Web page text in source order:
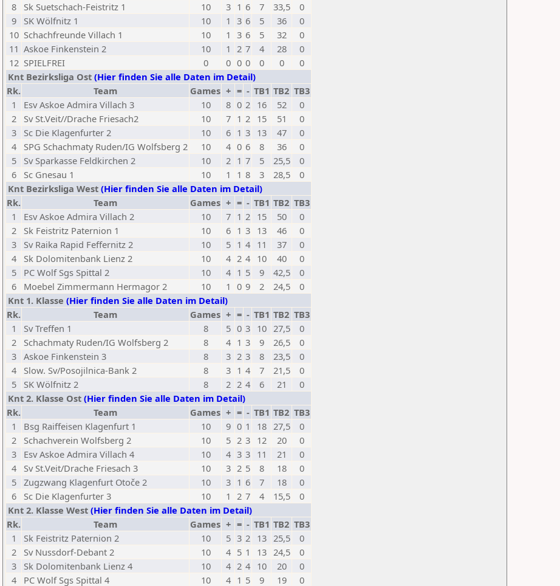
8
Sk Suetschach-Feistritz 1 10 3 1 6 7 33,5
0
9
SK Wölfnitz 1 10 1 3 6 5 36
0
10 Schachfreunde Villach 1 10 1 3 6 5 32
0
11 Askoe Finkenstein 2 10 1 2 7 4 28
0
12 SPIELFREI 0 0 0 0 0 0
0
Knt Bezirksliga Ost (Hier finden Sie alle Daten im Detail)
Rk.
Team Games + = - TB1 TB2 TB3
1
Esv Askoe Admira Villach 3 10 8 0 2 16 52
0
2
Sv St.Veit//Drache Friesach2 10 7 1 2 15 51
0
3
Sc Die Klagenfurter 2 10 6 1 3 13 47
0
4
SPG Schachmaty Ruden/IG Wolfsberg 2 10 4 0 6 8 36
0
5
Sv Sparkasse Feldkirchen 2 10 2 1 7 5 25,5
0
6
Sc Gnesau 1 10 1 1 8 3 28,5
0
Knt Bezirksliga West (Hier finden Sie alle Daten im Detail)
Rk.
Team Games + = - TB1 TB2 TB3
1
Esv Askoe Admira Villach 2 10 7 1 2 15 50
0
2
Sk Feistritz Paternion 1 10 6 1 3 13 46
0
3
Sv Raika Rapid Feffernitz 2 10 5 1 4 11 37
0
4
Sk Dolomitenbank Lienz 2 10 4 2 4 10 40
0
5
PC Wolf Sgs Spittal 2 10 4 1 5 9 42,5
0
6
Moebel Zimmermann Hermagor 2 10 1 0 9 2 24,5
0
Knt 1. Klasse (Hier finden Sie alle Daten im Detail)
Rk.
Team Games + = - TB1 TB2 TB3
1
Sv Treffen 1 8 5 0 3 10 27,5
0
2
Schachmaty Ruden/IG Wolfsberg 2 8 4 1 3 9 26,5
0
3 Askoe Finkenstein 3 8 3 2 3 8 23,5
0
4
Slow. Sv/Posojilnica-Bank 2 8 3 1 4 7 21,5
0
5
SK Wölfnitz 2 8 2 2 4 6 21
0
Knt 2. Klasse Ost (Hier finden Sie alle Daten im Detail)
Rk.
Team Games + = - TB1 TB2 TB3
1
Bsg Raiffeisen Klagenfurt 1 10 9 0 1 18 27,5
0
2
Schachverein Wolfsberg 2 10 5 2 3 12 20
0
3
Esv Askoe Admira Villach 4 10 4 3 3 11 21
0
4
Sv St.Veit/Drache Friesach 3 10 3 2 5 8 18
0
5 Zugzwang Klagenfurt Otoče 2 10 3 1 6 7 18
0
6
Sc Die Klagenfurter 3 10 1 2 7 4 15,5
0
Knt 2. Klasse West (Hier finden Sie alle Daten im Detail)
Rk.
Team Games + = - TB1 TB2 TB3
1
Sk Feistritz Paternion 2 10 5 3 2 13 25,5
0
2
Sv Nussdorf-Debant 2 10 4 5 1 13 24,5
0
3
Sk Dolomitenbank Lienz 4 10 4 2 4 10 20
0
4
PC Wolf Sgs Spittal 4 10 4 1 5 9 19 0